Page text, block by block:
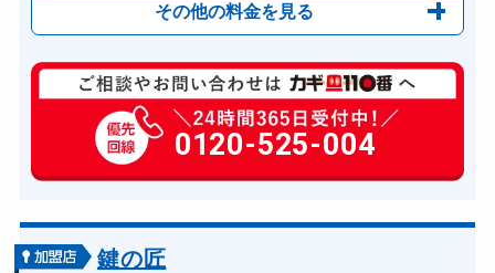
その他の料金を見る
玄関カギ修理 6,600円～(税込)
玄関カギ作成 14,300円～(税込)
玄関カギ交換 14,300円～(税込)
バイクカギ開け
0120-525-004
鍵の匠